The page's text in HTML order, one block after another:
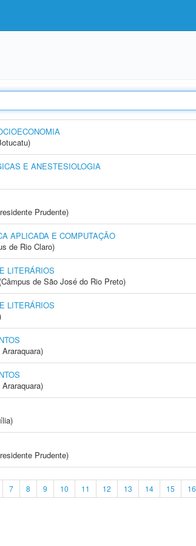
E ANESTESIOLOGIA
Prudente)
APLICADA E COMPUTAÇÃO
de Rio Claro)
LITERÁRIOS
de São José do Rio Preto)
LITERÁRIOS
Prudente)
7 8 9 10 11 12 13 14 15 16